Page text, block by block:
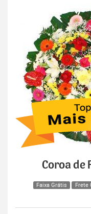
Coroa de
Faixa Grátis Frete